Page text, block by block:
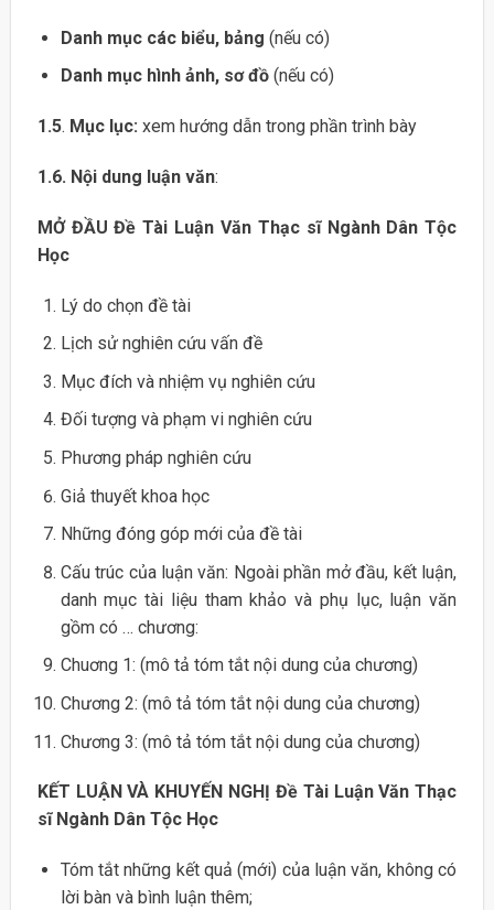
Danh mục các biểu, bảng (nếu có)
Danh mục hình ảnh, sơ đồ (nếu có)
1.5. Mục lục: xem hướng dẫn trong phần trình bày
1.6. Nội dung luận văn:
MỞ ĐẦU Đề Tài Luận Văn Thạc sĩ Ngành Dân Tộc
Học
Lý do chọn đề tài
Lịch sử nghiên cứu vấn đề
Mục đích và nhiệm vụ nghiên cứu
Đối tượng và phạm vi nghiên cứu
Phương pháp nghiên cứu
Giả thuyết khoa học
Những đóng góp mới của đề tài
Cấu trúc của luận văn: Ngoài phần mở đầu, kết luận,
danh mục tài liệu tham khảo và phụ lục, luận văn
gồm có … chương:
Chuơng 1: (mô tả tóm tắt nội dung của chương)
Chương 2: (mô tả tóm tắt nội dung của chương)
Chương 3: (mô tả tóm tắt nội dung của chương)
KẾT LUẬN VÀ KHUYẾN NGHỊ Đề Tài Luận Văn Thạc
sĩ Ngành Dân Tộc Học
Tóm tắt những kết quả (mới) của luận văn, không có
lời bàn và bình luận thêm;